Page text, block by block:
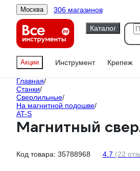
Москва 306 магазинов
Каталог
Акции Инструмент Крепеж
Главная/
Станки/
Сверлильные/
На магнитной подошве/
AT-S
Магнитный
Код товара: 35788968 4.7 (22